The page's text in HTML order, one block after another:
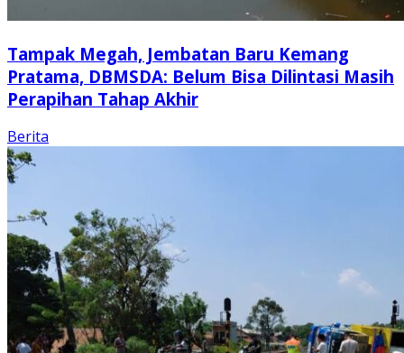
Tampak Megah, Jembatan Baru Kemang
Pratama, DBMSDA: Belum Bisa Dilintasi Masih
Perapihan Tahap Akhir
Berita